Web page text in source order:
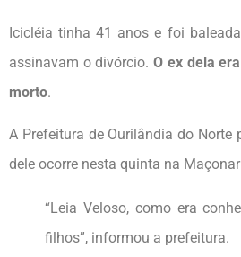
Icicléia tinha 41 anos e foi
assinavam o divórcio.O ex dela
morto.
A Prefeitura de Ourilândia do
dele ocorre nesta quinta na
“Leia Veloso, como era
filhos”, informou a prefeitura.